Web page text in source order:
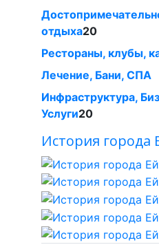
отдыха20
Рестораны, клубы,
Лечение, Бани, СПА
Инфраструктура,
Услуги20
История города